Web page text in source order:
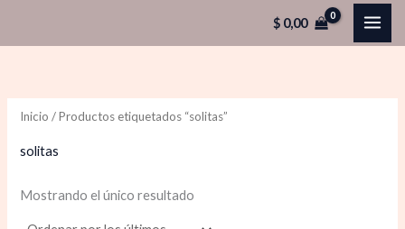
$0,00
Inicio / Productos etiquetados “solitas”
solitas
Mostrando el único resultado